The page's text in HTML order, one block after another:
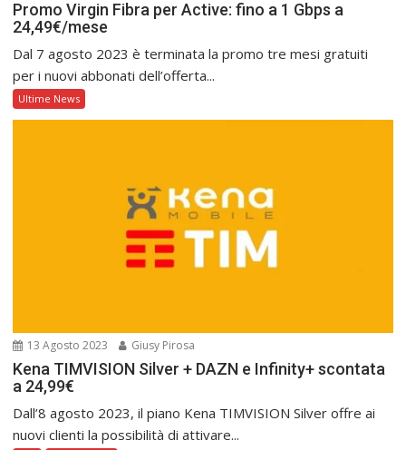
Promo Virgin Fibra per Active: fino a 1 Gbps a
24,49€/mese
Dal 7 agosto 2023 è terminata la promo tre mesi gratuiti
per i nuovi abbonati dell’offerta...
Ultime News
13 Agosto 2023 Giusy Pirosa
Kena TIMVISION Silver + DAZN e Infinity+ scontata
a 24,99€
Dall’8 agosto 2023, il piano Kena TIMVISION Silver offre ai
nuovi clienti la possibilità di attivare...